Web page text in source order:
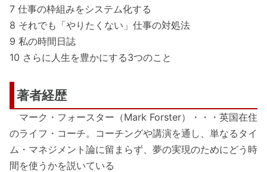
7 仕事の枠組みをシステム化する
8 それでも「やりたくない」仕事の対処法
9 私の時間日誌
10 さらに人生を豊かにする3つのこと
著者経歴
マーク・フォースター（Mark Forster）・・・英国在住
のライフ・コーチ。コーチングや講演を通し、単なるタイ
ム・マネジメント論に留まらず、夢の実現のためにどう時
間を使うかを説いている